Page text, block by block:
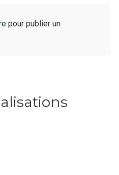
pour publier un